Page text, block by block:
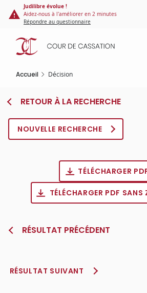
Panneau de gestion des cookies
contenu
principal
Judilibre évolue !
Aidez-nous à l'améliorer en 2 minutes
Répondre au questionnaire
Accueil Décision
RETOUR À LA RECHERCHE
NOUVELLE RECHERCHE
TÉLÉCHARGER
TÉLÉCHARGER PDF SANS
RÉSULTAT PRÉCÉDENT
RÉSULTAT SUIVANT